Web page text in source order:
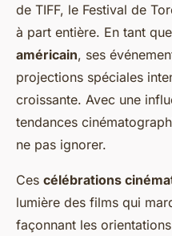
de TIFF, le Festival de
à part entière. En tant que
américain, ses
projections spéciales
croissante. Avec une
tendances
ne pas ignorer.
Ces célébrations
lumière des films qui
façonnant les